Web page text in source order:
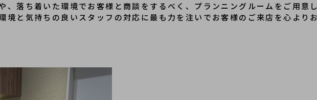
、落ち着いた環境でお客様と商談をするべく、プランニングルームをご用意し
境と気持ちの良いスタッフの対応に最も力を注いでお客様のご来店を心より